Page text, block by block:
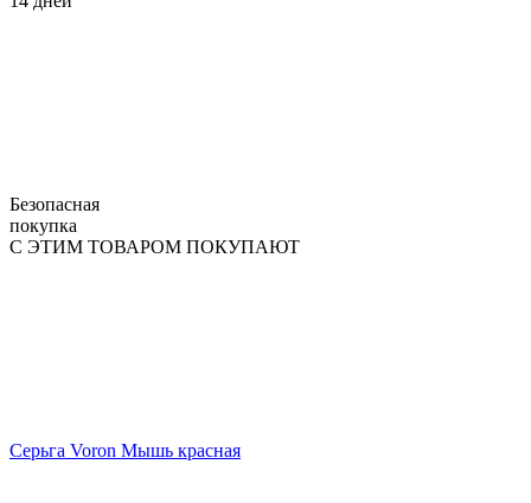
Безопасная
покупка
С ЭТИМ ТОВАРОМ ПОКУПАЮТ
Серьга Voron Мышь красная